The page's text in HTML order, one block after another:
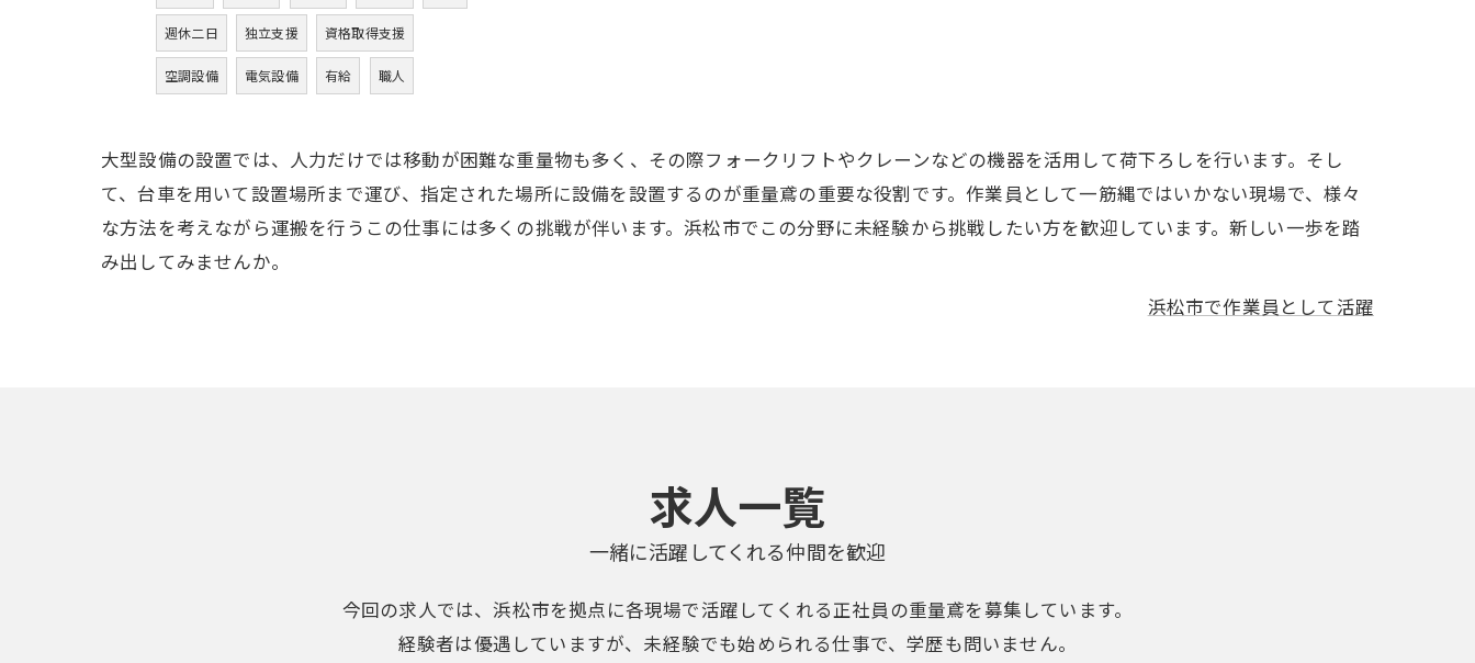
週休二日 独立支援 資格取得支援
空調設備 電気設備 有給 職人
大型設備の設置では、人力だけでは移動が困難な重量物も多く、その際フォークリフトやクレーンなどの機器を活用して荷下ろしを行います。そし
て、台車を用いて設置場所まで運び、指定された場所に設備を設置するのが重量鳶の重要な役割です。作業員として一筋縄ではいかない現場で、様々
な方法を考えながら運搬を行うこの仕事には多くの挑戦が伴います。浜松市でこの分野に未経験から挑戦したい方を歓迎しています。新しい一歩を踏
み出してみませんか。
浜松市で作業員として活躍
求人一覧
一緒に活躍してくれる仲間を歓迎
今回の求人では、浜松市を拠点に各現場で活躍してくれる正社員の重量鳶を募集しています。
経験者は優遇していますが、未経験でも始められる仕事で、学歴も問いません。